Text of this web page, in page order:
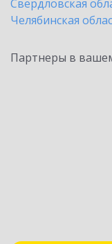
Свердловская
Челябинская
Партнеры в